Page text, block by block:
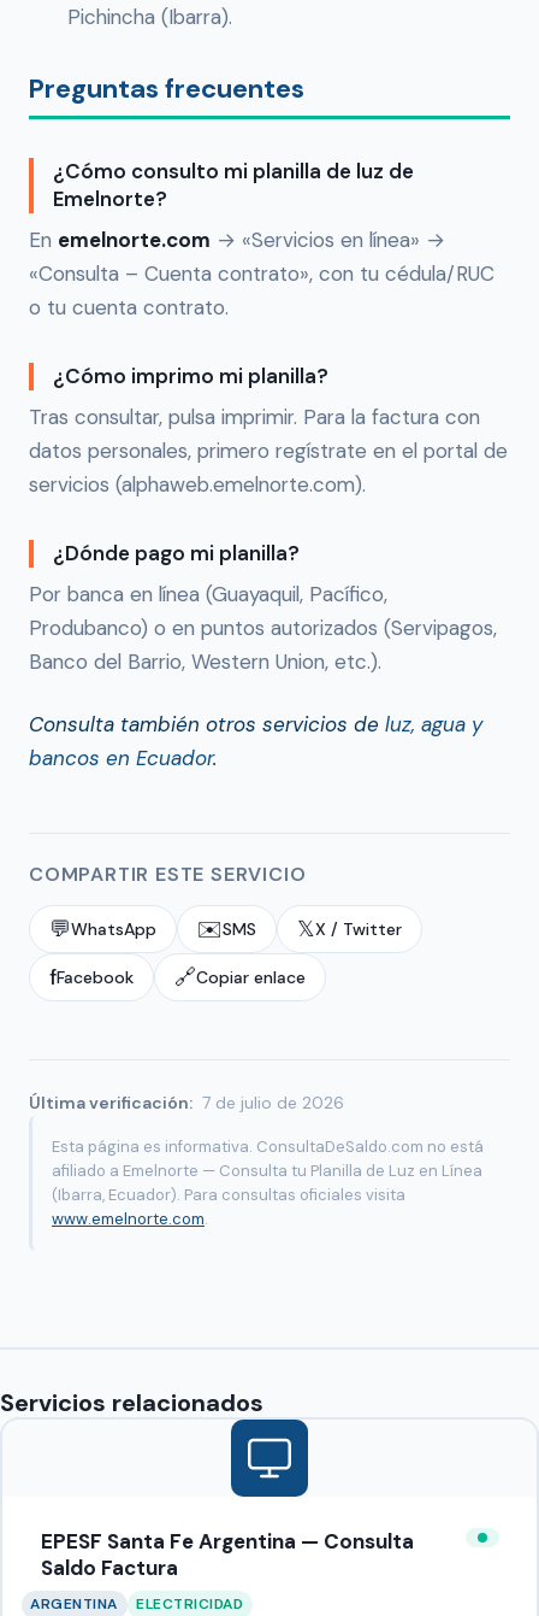
Pichincha (Ibarra).
Preguntas frecuentes
¿Cómo consulto mi planilla de luz de
Emelnorte?
En emelnorte.com → «Servicios en línea» →
«Consulta – Cuenta contrato», con tu cédula/RUC
o tu cuenta contrato.
¿Cómo imprimo mi planilla?
Tras consultar, pulsa imprimir. Para la factura con
datos personales, primero regístrate en el portal de
servicios (alphaweb.emelnorte.com).
¿Dónde pago mi planilla?
Por banca en línea (Guayaquil, Pacífico,
Produbanco) o en puntos autorizados (Servipagos,
Banco del Barrio, Western Union, etc.).
Consulta también otros servicios de luz, agua y
bancos en Ecuador.
COMPARTIR ESTE SERVICIO
💬WhatsApp ✉️SMS 𝕏X / Twitter
fFacebook 🔗Copiar enlace
Última verificación: 7 de julio de 2026
Esta página es informativa. ConsultaDeSaldo.com no está
afiliado a Emelnorte — Consulta tu Planilla de Luz en Línea
(Ibarra, Ecuador). Para consultas oficiales visita
www.emelnorte.com.
Servicios relacionados
EPESF Santa Fe Argentina — Consulta
Saldo Factura
ARGENTINA ELECTRICIDAD